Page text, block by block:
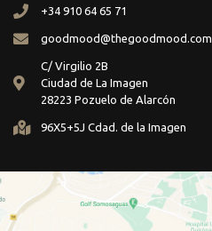
+34 910 64 65 71
goodmood@thegoodmood.com
C/ Virgilio 2B
Ciudad de La Imagen
28223 Pozuelo de Alarcón
96X5+5J Cdad. de la Imagen